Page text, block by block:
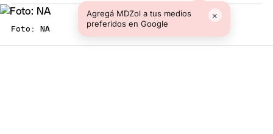
Agregá MDZol a tus medios
preferidos en Google
×
Foto: NA